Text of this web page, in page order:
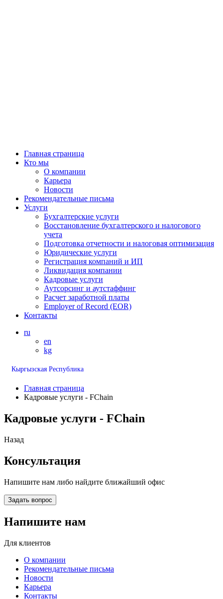
Главная страница
Кто мы
О компании
Карьера
Новости
Рекомендательные письма
Услуги
Бухгалтерские услуги
Восстановление бухгалтерского и налогового
учета
Подготовка отчетности и налоговая оптимизация
Юридические услуги
Регистрация компаний и ИП
Ликвидация компании
Кадровые услуги
Аутсорсинг и аутстаффинг
Расчет заработной платы
Employer of Record (EOR)
Контакты
ru
en
kg
Кыргызская Республика
Главная страница
Кадровые услуги - FChain
Кадровые услуги - FChain
Назад
Консультация
Напишите нам либо найдите ближайший офис
Задать вопрос
Напишите нам
Для клиентов
О компании
Рекомендательные письма
Новости
Карьера
Контакты